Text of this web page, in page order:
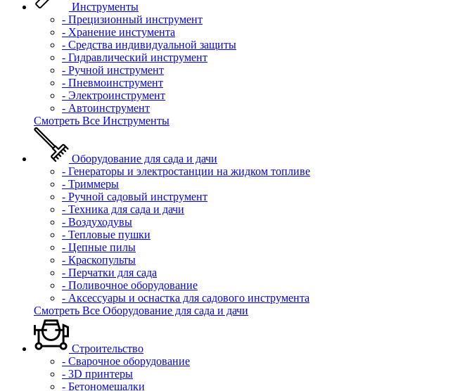
Инструменты
- Прецизионный инструмент
- Хранение инстумента
- Средства индивидуальной защиты
- Гидравлический инструмент
- Ручной инструмент
- Пневмоинструмент
- Электроинструмент
- Автоинструмент
Смотреть Все Инструменты
Оборудование для сада и дачи
- Генераторы и электростанции на жидком топливе
- Триммеры
- Ручной садовый инструмент
- Техника для сада и дачи
- Воздуходувы
- Тепловые пушки
- Цепные пилы
- Краскопульты
- Перчатки для сада
- Поливочное оборудование
- Аксессуары и оснастка для садового инструмента
Смотреть Все Оборудование для сада и дачи
Строительство
- Сварочное оборудование
- 3D принтеры
- Бетономешалки